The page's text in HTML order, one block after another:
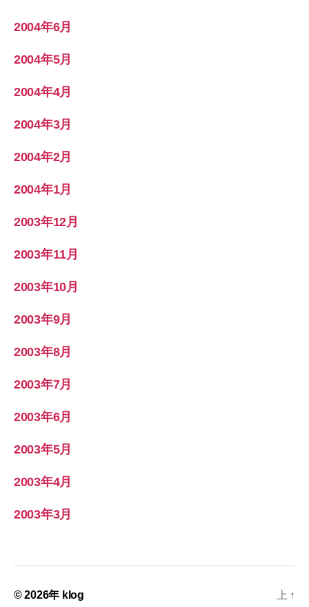
2004年6月
2004年5月
2004年4月
2004年3月
2004年2月
2004年1月
2003年12月
2003年11月
2003年10月
2003年9月
2003年8月
2003年7月
2003年6月
2003年5月
2003年4月
2003年3月
© 2026年 klog 上 ↑